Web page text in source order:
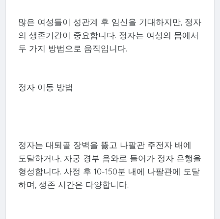
많은 여성들이 성관계 후 임신을 기대하지만, 정자
의 생존기간이 중요합니다. 정자는 여성의 몸에서
두 가지 방법으로 움직입니다.
정자 이동 방법
정자는 대퇴골 장벽을 뚫고 나팔관 주전자 배에
도달하거나, 자궁 경부 음와로 들어가 정자 은행을
형성합니다. 사정 후 10-150분 내에 나팔관에 도달
하며, 생존 시간은 다양합니다.